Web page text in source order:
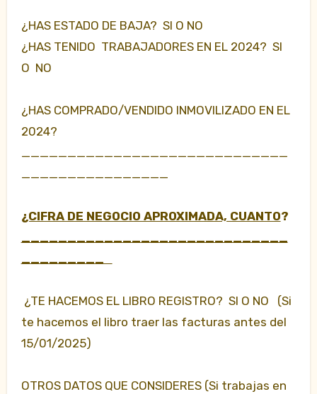
¿HAS ESTADO DE BAJA? SI O NO
¿HAS TENIDO TRABAJADORES EN EL 2024? SI
O NO
¿HAS COMPRADO/VENDIDO INMOVILIZADO EN EL
2024?
_____________________________
________________
¿CIFRA DE NEGOCIO APROXIMADA, CUANTO?
_____________________________
_________
¿TE HACEMOS EL LIBRO REGISTRO? SI O NO (Si
te hacemos el libro traer las facturas antes del
15/01/2025)
OTROS DATOS QUE CONSIDERES (Si trabajas en